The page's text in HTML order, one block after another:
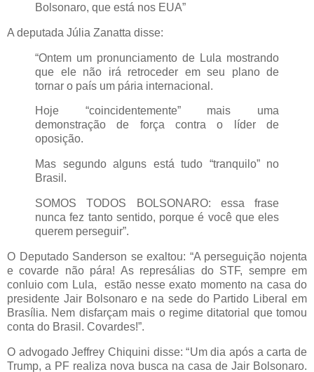
Bolsonaro, que está nos EUA”
A deputada Júlia Zanatta disse:
“Ontem um pronunciamento de Lula mostrando
que ele não irá retroceder em seu plano de
tornar o país um pária internacional.
Hoje “coincidentemente” mais uma
demonstração de força contra o líder de
oposição.
Mas segundo alguns está tudo “tranquilo” no
Brasil.
SOMOS TODOS BOLSONARO: essa frase
nunca fez tanto sentido, porque é você que eles
querem perseguir”.
O Deputado Sanderson se exaltou: “A perseguição nojenta
e covarde não pára! As represálias do STF, sempre em
conluio com Lula, estão nesse exato momento na casa do
presidente Jair Bolsonaro e na sede do Partido Liberal em
Brasília. Nem disfarçam mais o regime ditatorial que tomou
conta do Brasil. Covardes!”.
O advogado Jeffrey Chiquini disse: “Um dia após a carta de
Trump, a PF realiza nova busca na casa de Jair Bolsonaro.